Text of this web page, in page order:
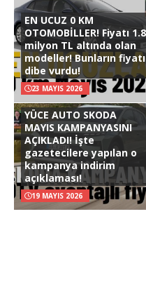
EN UCUZ 0 KM
OTOMOBİLLER! Fiyatı 1.8
milyon TL altında olan
modeller! Bunların fiyatı
dibe vurdu!
23 MAYIS 2026
YÜCE AUTO SKODA
MAYIS KAMPANYASINI
AÇIKLADI! İşte
gazetecilere yapılan o
kampanya indirim
açıklaması!
19 MAYIS 2026